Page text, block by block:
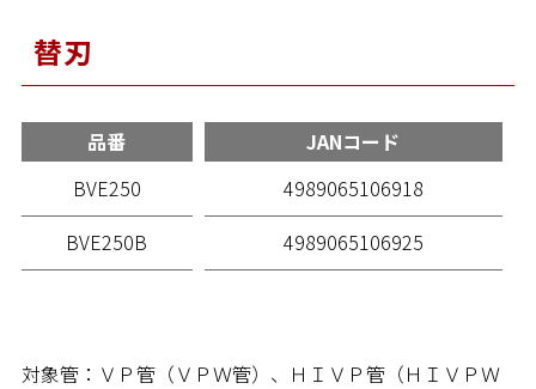
替刃
品番
JANコード
BVE250
4989065106918
BVE250B
4989065106925
対象管：ＶＰ管（ＶＰＷ管）、ＨＩＶＰ管（ＨＩＶＰＷ